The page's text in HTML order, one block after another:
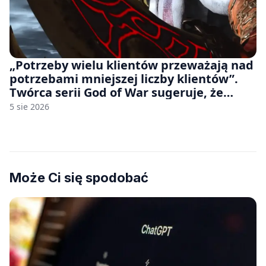
„Potrzeby wielu klientów przeważają nad
potrzebami mniejszej liczby klientów”.
Twórca serii God of War sugeruje, że
rozumie, dlaczego Sony rezygnuje z gier
5 sie 2026
Może Ci się spodobać